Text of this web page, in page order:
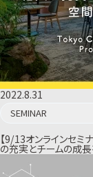
2022.8.31
SEMINAR
【9/13オンラインセミ
の充実とチームの成